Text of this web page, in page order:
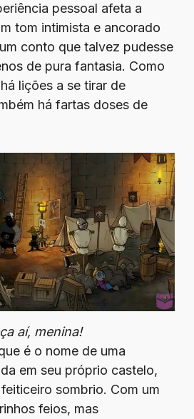
pessoal afeta a
tom intimista e ancorado
conto que talvez pudesse
de pura fantasia. Como
lições a se tirar de
há fartas doses de
aí, menina!
é o nome de uma
em seu próprio castelo,
sombrio. Com um
feios, mas